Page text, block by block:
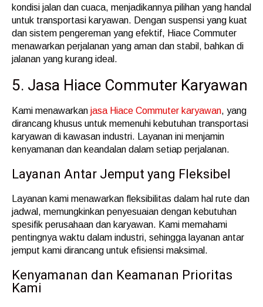
kondisi jalan dan cuaca, menjadikannya pilihan yang handal
untuk transportasi karyawan. Dengan suspensi yang kuat
dan sistem pengereman yang efektif, Hiace Commuter
menawarkan perjalanan yang aman dan stabil, bahkan di
jalanan yang kurang ideal.
5. Jasa Hiace Commuter Karyawan
Kami menawarkan jasa Hiace Commuter karyawan, yang
dirancang khusus untuk memenuhi kebutuhan transportasi
karyawan di kawasan industri. Layanan ini menjamin
kenyamanan dan keandalan dalam setiap perjalanan.
Layanan Antar Jemput yang Fleksibel
Layanan kami menawarkan fleksibilitas dalam hal rute dan
jadwal, memungkinkan penyesuaian dengan kebutuhan
spesifik perusahaan dan karyawan. Kami memahami
pentingnya waktu dalam industri, sehingga layanan antar
jemput kami dirancang untuk efisiensi maksimal.
Kenyamanan dan Keamanan Prioritas
Kami